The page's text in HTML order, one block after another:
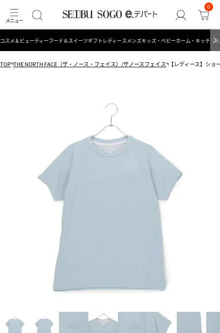
0
コスメ＆ビューティーフード＆スイーツギフト レディース メンズキッズ・ベビーホーム・キッチン
TOP THE NORTH FACE（ザ・ノース・フェイス）/ザノースフェイス 【レディース】シ